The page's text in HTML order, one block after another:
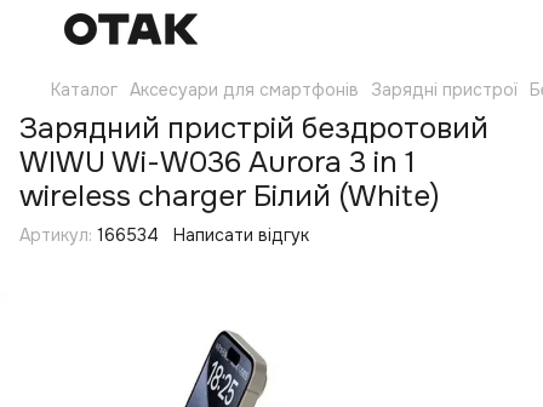
Каталог Аксесуари для смартфонів Зарядні пристрої
Зарядний пристрій бездротовий
WIWU Wi-W036 Aurora 3 in 1
wireless charger Білий (White)
Артикул: 166534 Написати відгук